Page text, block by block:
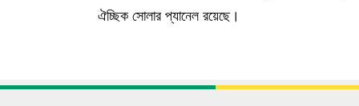
ঐচ্ছিক সোলার প্যানেল রয়েছে।